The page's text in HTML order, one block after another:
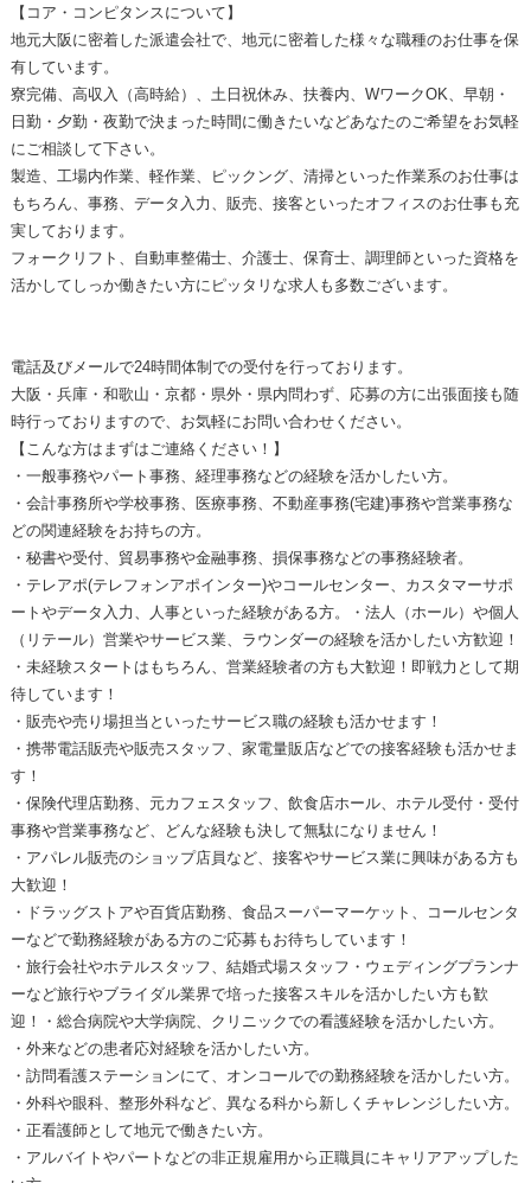
【コア・コンピタンスについて】
地元大阪に密着した派遣会社で、地元に密着した様々な職種のお仕事を保
有しています。
寮完備、高収入（高時給）、土日祝休み、扶養内、WワークOK、早朝・
日勤・夕勤・夜勤で決まった時間に働きたいなどあなたのご希望をお気軽
にご相談して下さい。
製造、工場内作業、軽作業、ピックング、清掃といった作業系のお仕事は
もちろん、事務、データ入力、販売、接客といったオフィスのお仕事も充
実しております。
フォークリフト、自動車整備士、介護士、保育士、調理師といった資格を
活かしてしっか働きたい方にピッタリな求人も多数ございます。
電話及びメールで24時間体制での受付を行っております。
大阪・兵庫・和歌山・京都・県外・県内問わず、応募の方に出張面接も随
時行っておりますので、お気軽にお問い合わせください。
【こんな方はまずはご連絡ください！】
・一般事務やパート事務、経理事務などの経験を活かしたい方。
・会計事務所や学校事務、医療事務、不動産事務(宅建)事務や営業事務な
どの関連経験をお持ちの方。
・秘書や受付、貿易事務や金融事務、損保事務などの事務経験者。
・テレアポ(テレフォンアポインター)やコールセンター、カスタマーサポ
ートやデータ入力、人事といった経験がある方。・法人（ホール）や個人
（リテール）営業やサービス業、ラウンダーの経験を活かしたい方歓迎！
・未経験スタートはもちろん、営業経験者の方も大歓迎！即戦力として期
待しています！
・販売や売り場担当といったサービス職の経験も活かせます！
・携帯電話販売や販売スタッフ、家電量販店などでの接客経験も活かせま
す！
・保険代理店勤務、元カフェスタッフ、飲食店ホール、ホテル受付・受付
事務や営業事務など、どんな経験も決して無駄になりません！
・アパレル販売のショップ店員など、接客やサービス業に興味がある方も
大歓迎！
・ドラッグストアや百貨店勤務、食品スーパーマーケット、コールセンタ
ーなどで勤務経験がある方のご応募もお待ちしています！
・旅行会社やホテルスタッフ、結婚式場スタッフ・ウェディングプランナ
ーなど旅行やブライダル業界で培った接客スキルを活かしたい方も歓
迎！・総合病院や大学病院、クリニックでの看護経験を活かしたい方。
・外来などの患者応対経験を活かしたい方。
・訪問看護ステーションにて、オンコールでの勤務経験を活かしたい方。
・外科や眼科、整形外科など、異なる科から新しくチャレンジしたい方。
・正看護師として地元で働きたい方。
・アルバイトやパートなどの非正規雇用から正職員にキャリアアップした